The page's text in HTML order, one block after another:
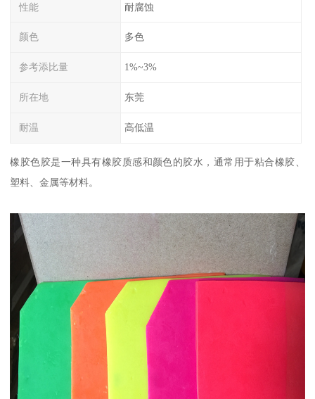
性能 耐腐蚀
颜色 多色
参考添比量 1%~3%
所在地 东莞
耐温 高低温
橡胶色胶是一种具有橡胶质感和颜色的胶水，通常用于粘合橡胶、
塑料、金属等材料。